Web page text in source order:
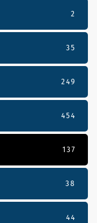
2
35
249
454
137
38
44